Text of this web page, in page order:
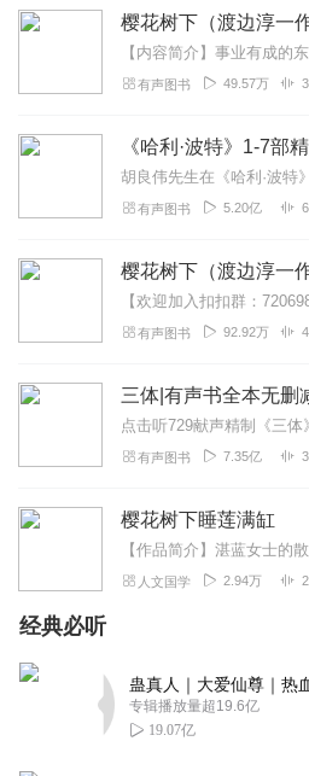
初心！
2025-04-20
喜欢主播的声音，喜欢白嫖的
2024-05-19
樱花树下（渡边淳一
有声图书 49.57万
有声图书 5.20亿
樱花树下（渡边淳一
有声图书 92.92万
有声图书 7.35亿
樱花树下睡莲满缸
人文国学 2.94万
经典必听
专辑播放量超19.6亿
19.07亿